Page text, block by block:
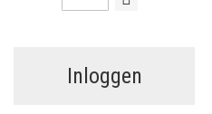
Inloggen